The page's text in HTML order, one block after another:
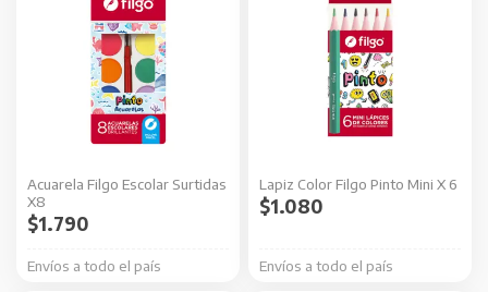
Acuarela Filgo Escolar Surtidas
X8
Envíos a todo el país
$1.790
Lapiz Color Filgo Pinto Mini X 6
Envíos a todo el país
$1.080